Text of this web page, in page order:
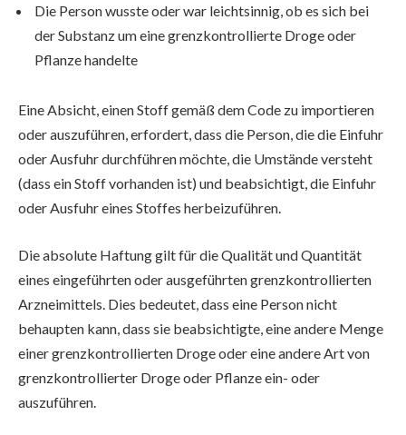
Die Person wusste oder war leichtsinnig, ob es sich bei
der Substanz um eine grenzkontrollierte Droge oder
Pflanze handelte
Eine Absicht, einen Stoff gemäß dem Code zu importieren
oder auszuführen, erfordert, dass die Person, die die Einfuhr
oder Ausfuhr durchführen möchte, die Umstände versteht
(dass ein Stoff vorhanden ist) und beabsichtigt, die Einfuhr
oder Ausfuhr eines Stoffes herbeizuführen.
Die absolute Haftung gilt für die Qualität und Quantität
eines eingeführten oder ausgeführten grenzkontrollierten
Arzneimittels. Dies bedeutet, dass eine Person nicht
behaupten kann, dass sie beabsichtigte, eine andere Menge
einer grenzkontrollierten Droge oder eine andere Art von
grenzkontrollierter Droge oder Pflanze ein- oder
auszuführen.